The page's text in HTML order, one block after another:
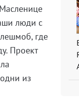
люди с
где
Проект
из